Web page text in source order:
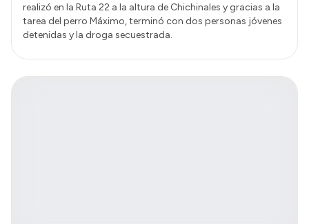
realizó en la Ruta 22 a la altura de Chichinales y gracias a la
tarea del perro Máximo, terminó con dos personas jóvenes
detenidas y la droga secuestrada.